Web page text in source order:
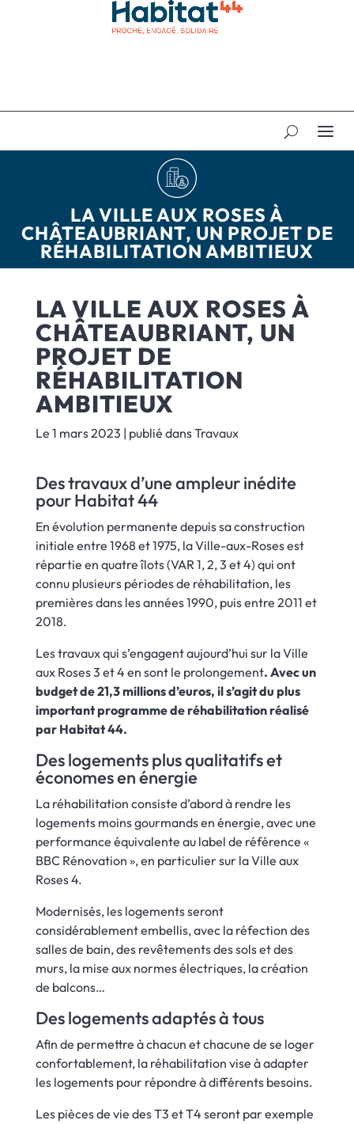
LA VILLE AUX ROSES À
CHÂTEAUBRIANT, UN PROJET DE
RÉHABILITATION AMBITIEUX
LA VILLE AUX ROSES À
CHÂTEAUBRIANT, UN
PROJET DE
RÉHABILITATION
AMBITIEUX
Le 1 mars 2023 | publié dansTravaux
Des travaux d’une ampleur inédite
pour Habitat 44
En évolution permanente depuis sa construction
initiale entre 1968 et 1975, la Ville-aux-Roses est
répartie en quatre îlots (VAR 1, 2, 3 et 4) qui ont
connu plusieurs périodes de réhabilitation, les
premières dans les années 1990, puis entre 2011 et
2018.
Les travaux qui s’engagent aujourd’hui sur la Ville
aux Roses 3 et 4 en sont le prolongement. Avec un
budget de 21,3 millions d’euros, il s’agit du plus
important programme de réhabilitation réalisé
par Habitat 44.
Des logements plus qualitatifs et
économes en énergie
La réhabilitation consiste d’abord à rendre les
logements moins gourmands en énergie, avec une
performance équivalente au label de référence «
BBC Rénovation », en particulier sur la Ville aux
Roses 4.
Modernisés, les logements seront
considérablement embellis, avec la réfection des
salles de bain, des revêtements des sols et des
murs, la mise aux normes électriques, la création
de balcons…
Des logements adaptés à tous
Afin de permettre à chacun et chacune de se loger
confortablement, la réhabilitation vise à adapter
les logements pour répondre à différents besoins.
Les pièces de vie des T3 et T4 seront par exemple